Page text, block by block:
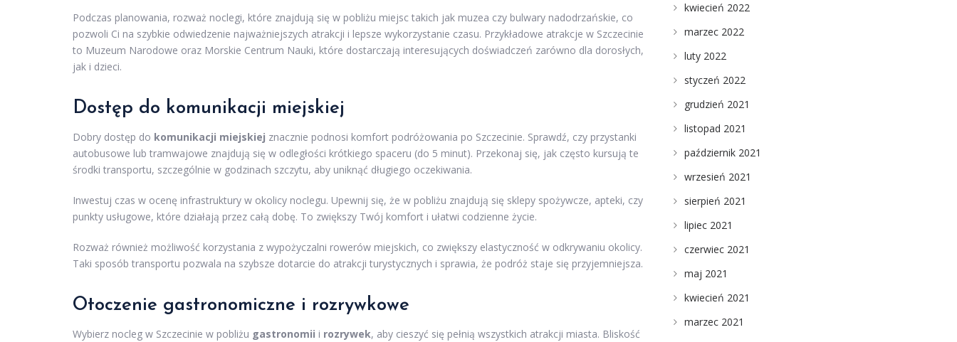
Podczas planowania, rozważ noclegi, które znajdują się w pobliżu miejsc takich jak muzea czy bulwary nadodrzańskie, co
pozwoli Ci na szybkie odwiedzenie najważniejszych atrakcji i lepsze wykorzystanie czasu. Przykładowe atrakcje w Szczecinie
to Muzeum Narodowe oraz Morskie Centrum Nauki, które dostarczają interesujących doświadczeń zarówno dla dorosłych,
jak i dzieci.
Dostęp do komunikacji miejskiej
Dobry dostęp do komunikacji miejskiej znacznie podnosi komfort podróżowania po Szczecinie. Sprawdź, czy przystanki
autobusowe lub tramwajowe znajdują się w odległości krótkiego spaceru (do 5 minut). Przekonaj się, jak często kursują te
środki transportu, szczególnie w godzinach szczytu, aby uniknąć długiego oczekiwania.
Inwestuj czas w ocenę infrastruktury w okolicy noclegu. Upewnij się, że w pobliżu znajdują się sklepy spożywcze, apteki, czy
punkty usługowe, które działają przez całą dobę. To zwiększy Twój komfort i ułatwi codzienne życie.
Rozważ również możliwość korzystania z wypożyczalni rowerów miejskich, co zwiększy elastyczność w odkrywaniu okolicy.
Taki sposób transportu pozwala na szybsze dotarcie do atrakcji turystycznych i sprawia, że podróż staje się przyjemniejsza.
Otoczenie gastronomiczne i rozrywkowe
Wybierz nocleg w Szczecinie w pobliżu gastronomii i rozrywek, aby cieszyć się pełnią wszystkich atrakcji miasta. Bliskość
kwiecień 2022
marzec 2022
luty 2022
styczeń 2022
grudzień 2021
listopad 2021
październik 2021
wrzesień 2021
sierpień 2021
lipiec 2021
czerwiec 2021
maj 2021
kwiecień 2021
marzec 2021